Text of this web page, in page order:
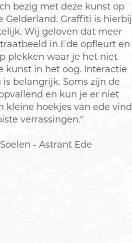
bezig met deze kunst op
Gelderland. Graffiti is hierbij
Wij geloven dat meer
in Ede opfleurt en
plekken waar je het niet
kunst in het oog. Interactie
belangrijk. Soms zijn de
en kun je er niet
kleine hoekjes van ede vind
verrassingen."
- Astrant Ede